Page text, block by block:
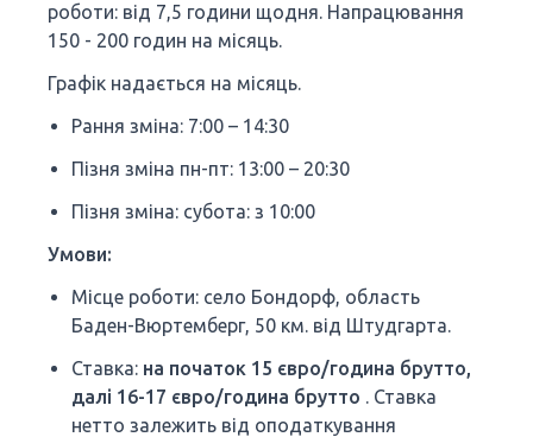
роботи: від 7,5 години щодня. Напрацювання
150 - 200 годин на місяць.
Графік надається на місяць.
Рання зміна: 7:00 – 14:30
Пізня зміна пн-пт: 13:00 – 20:30
Пізня зміна: субота: з 10:00
Умови:
Місце роботи: село Бондорф, область
Баден-Вюртемберг, 50 км. від Штудгарта.
Ставка: на початок 15 євро/година брутто,
далі 16-17 євро/година брутто . Ставка
нетто залежить від оподаткування